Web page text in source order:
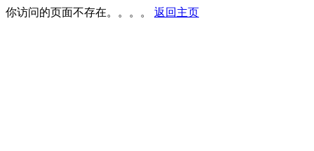
你访问的页面不存在。。。。 返回主页